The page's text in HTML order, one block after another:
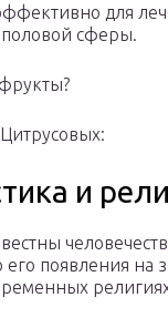
для
сферы.
и
появления на